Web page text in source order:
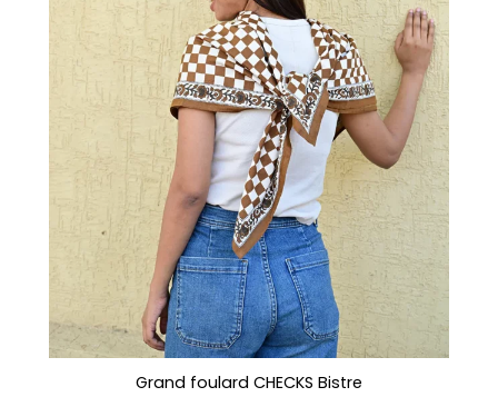
Grand foulard CHECKS Bistre